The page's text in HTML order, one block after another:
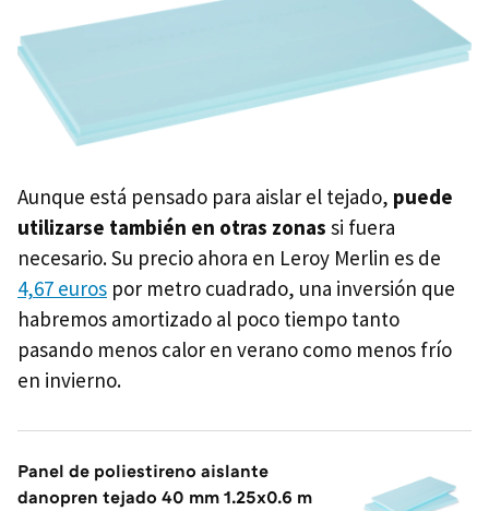
Aunque está pensado para aislar el tejado, puede
utilizarse también en otras zonas si fuera
necesario. Su precio ahora en Leroy Merlin es de
4,67 euros por metro cuadrado, una inversión que
habremos amortizado al poco tiempo tanto
pasando menos calor en verano como menos frío
en invierno.
Panel de poliestireno aislante
danopren tejado 40 mm 1.25x0.6 m